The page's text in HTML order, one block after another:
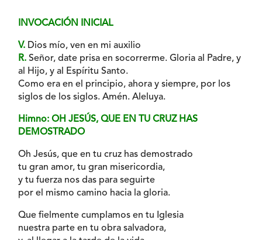
INVOCACIÓN INICIAL
V. Dios mío, ven en mi auxilio
R. Señor, date prisa en socorrerme. Gloria al Padre, y
al Hijo, y al Espíritu Santo.
Como era en el principio, ahora y siempre, por los
siglos de los siglos. Amén. Aleluya.
Himno: OH JESÚS, QUE EN TU CRUZ HAS
DEMOSTRADO
Oh Jesús, que en tu cruz has demostrado
tu gran amor, tu gran misericordia,
y tu fuerza nos das para seguirte
por el mismo camino hacia la gloria.
Que fielmente cumplamos en tu Iglesia
nuestra parte en tu obra salvadora,